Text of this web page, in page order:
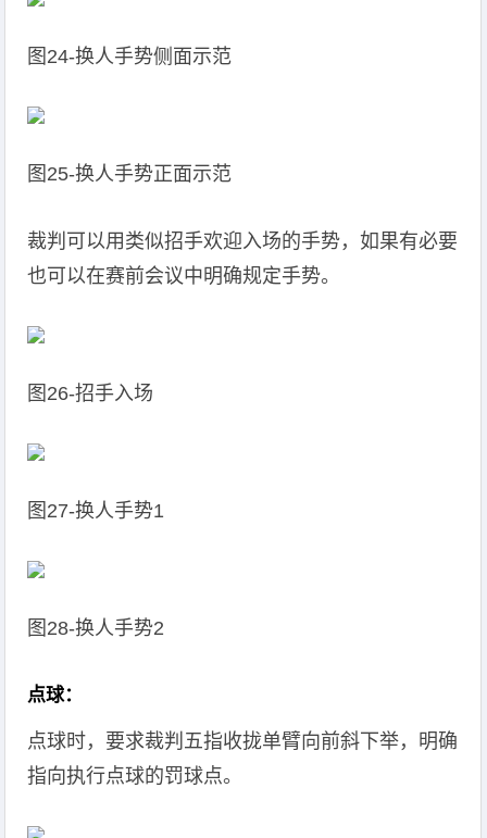
图24-换人手势侧面示范
图25-换人手势正面示范
裁判可以用类似招手欢迎入场的手势，如果有必要
也可以在赛前会议中明确规定手势。
图26-招手入场
图27-换人手势1
图28-换人手势2
点球：
点球时，要求裁判五指收拢单臂向前斜下举，明确
指向执行点球的罚球点。